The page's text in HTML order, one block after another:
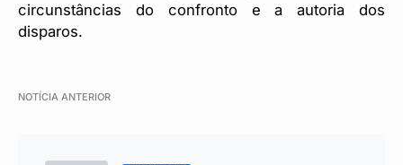
circunstâncias do confronto e a autoria dos
disparos.
NOTÍCIA ANTERIOR